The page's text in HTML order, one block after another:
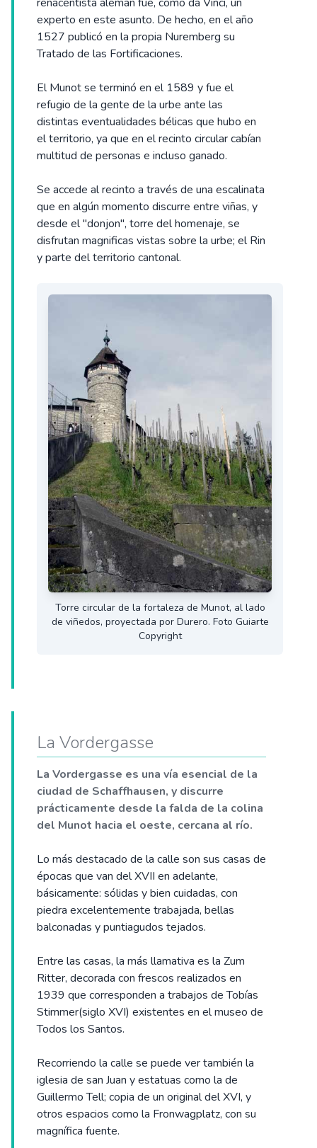
experto en este asunto. De hecho, en el año
1527 publicó en la propia Nuremberg su
Tratado de las Fortificaciones.
El Munot se terminó en el 1589 y fue el
refugio de la gente de la urbe ante las
distintas eventualidades bélicas que hubo en
el territorio, ya que en el recinto circular cabían
multitud de personas e incluso ganado.
Se accede al recinto a través de una escalinata
que en algún momento discurre entre viñas, y
desde el "donjon", torre del homenaje, se
disfrutan magnificas vistas sobre la urbe; el Rin
y parte del territorio cantonal.
Torre circular de la fortaleza de Munot, al lado
de viñedos, proyectada por Durero. Foto Guiarte
Copyright
La Vordergasse
La Vordergasse es una vía esencial de la
ciudad de Schaffhausen, y discurre
prácticamente desde la falda de la colina
del Munot hacia el oeste, cercana al río.
Lo más destacado de la calle son sus casas de
épocas que van del XVII en adelante,
básicamente: sólidas y bien cuidadas, con
piedra excelentemente trabajada, bellas
balconadas y puntiagudos tejados.
Entre las casas, la más llamativa es la Zum
Ritter, decorada con frescos realizados en
1939 que corresponden a trabajos de Tobías
Stimmer(siglo XVI) existentes en el museo de
Todos los Santos.
Recorriendo la calle se puede ver también la
iglesia de san Juan y estatuas como la de
Guillermo Tell; copia de un original del XVI, y
otros espacios como la Fronwagplatz, con su
magnífica fuente.